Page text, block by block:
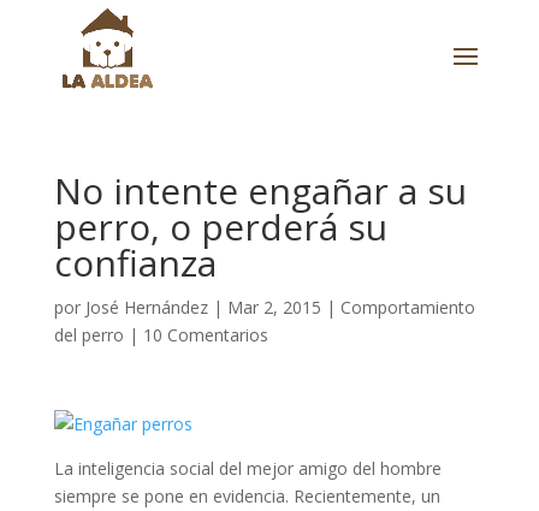
No intente engañar a su
perro, o perderá su
confianza
por José Hernández| Mar 2, 2015 | Comportamiento
del perro | 10 Comentarios
La inteligencia social del mejor amigo del hombre
siempre se pone en evidencia. Recientemente, un